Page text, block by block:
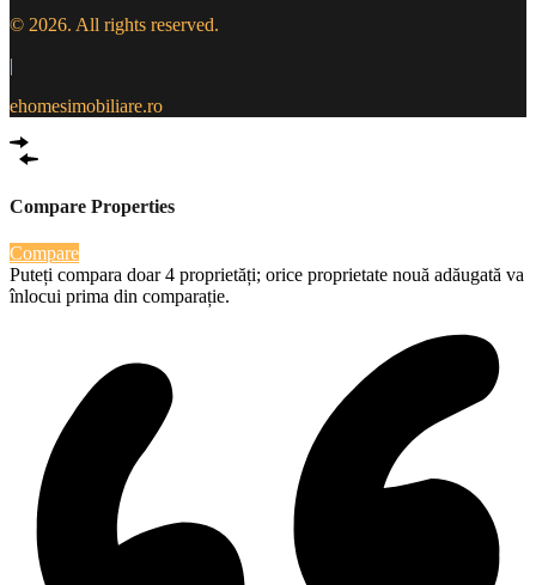
© 2026. All rights reserved.
|
ehomesimobiliare.ro
Compare Properties
Compare
Puteți compara doar 4 proprietăți; orice proprietate nouă adăugată va
înlocui prima din comparație.